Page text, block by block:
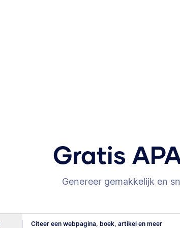
Gratis
Genereer gemakkelijk en
Citeer een webpagina, boek, artikel en meer